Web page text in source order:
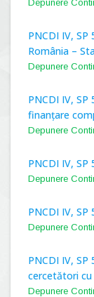
Depunere
PNCDI IV,
România –
Depunere
PNCDI IV,
finanțare
Depunere
PNCDI IV,
Depunere
PNCDI IV, SP
Depunere
PNCDI IV,
cercetători cu
Depunere